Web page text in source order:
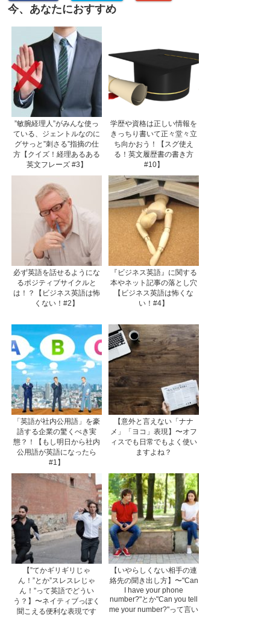
今、あなたにおすすめ
”敏腕経理人”がみんな使っ
ている、ジェントルなのに
グサっと”刺さる”指摘の仕
方【クイズ！経理あるある
英文フレーズ #3】
学歴や資格は正しい情報を
きっちり書いて正々堂々立
ち向かおう！【スグ使え
る！英文履歴書の書き方
#10】
必ず英語を話せるようにな
るポジティブサイクルと
は！？【ビジネス英語は怖
くない！#2】
『ビジネス英語』に関する
本やネット記事の落とし穴
【ビジネス英語は怖くな
い！#4】
「英語が社内公用語」を豪
語する企業の驚くべき実
態？！【もし明日から社内
公用語が英語になったら
#1】
【意外と言えない「ナナ
メ」「ヨコ」表現】〜オフ
ィスでも日常でもよく使い
ますよね？
【”てかギリギリじゃ
ん！”とか”スレスレじゃ
ん！”って英語でどうい
う？】〜ネイティブっぽく
聞こえる便利な表現です
【いやらしくない相手の連
絡先の聞き出し方】〜"Can
I have your phone
number?"とか"Can you tell
me your number?"って言い